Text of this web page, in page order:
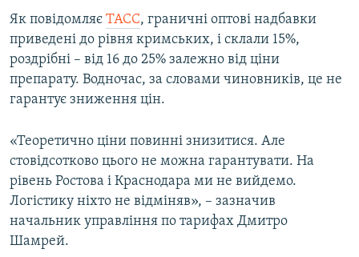
Як повідомляє ТАСС, граничні оптові надбавки
приведені до рівня кримських, і склали 15%,
роздрібні – від 16 до 25% залежно від ціни
препарату. Водночас, за словами чиновників, це не
гарантує зниження цін.
«Теоретично ціни повинні знизитися. Але
стовідсотково цього не можна гарантувати. На
рівень Ростова і Краснодара ми не вийдемо.
Логістику ніхто не відміняв», – зазначив
начальник управління по тарифах Дмитро
Шамрей.